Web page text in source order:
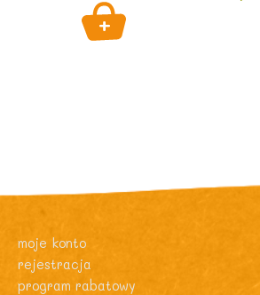
moje konto
rejestracja
program rabatowy